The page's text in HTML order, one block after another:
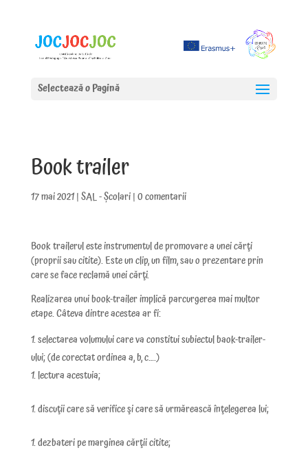
Selectează o Pagină
Book trailer
17 mai 2021|SAL - Școlari|0 comentarii
Book trailerul este instrumentul de promovare a unei cărţi
(proprii sau citite). Este un clip, un film, sau o prezentare prin
care se face reclamă unei cărţi.
Realizarea unui book-trailer implică parcurgerea mai multor
etape. Câteva dintre acestea ar fi:
selectarea volumului care va constitui subiectul baok-trailer-
ului; (de corectat ordinea a, b, c….)
lectura acestuia;
discuţii care să verifice şi care să urmărească înţelegerea lui;
dezbateri pe marginea cărţii citite;